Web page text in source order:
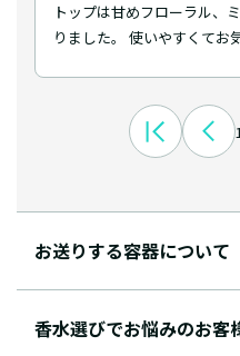
トップは甘めフローラル、
りました。 使いやすくてお
お送りする容器について
香水選びでお悩みのお客